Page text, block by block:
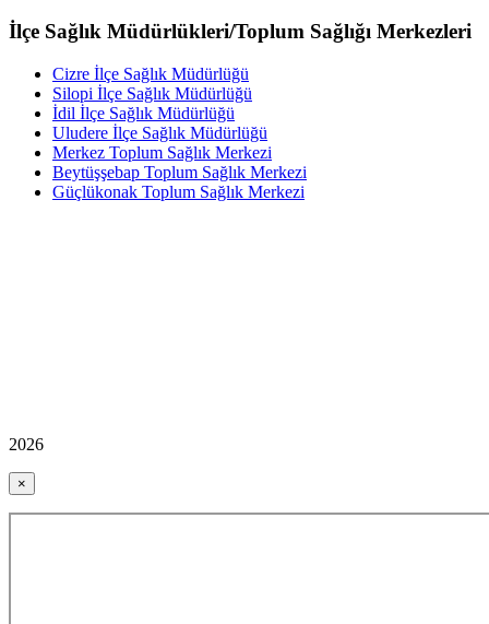
İlçe Sağlık Müdürlükleri/Toplum Sağlığı Merkezleri
Cizre İlçe Sağlık Müdürlüğü
Silopi İlçe Sağlık Müdürlüğü
İdil İlçe Sağlık Müdürlüğü
Uludere İlçe Sağlık Müdürlüğü
Merkez Toplum Sağlık Merkezi
Beytüşşebap Toplum Sağlık Merkezi
Güçlükonak Toplum Sağlık Merkezi
2026
×